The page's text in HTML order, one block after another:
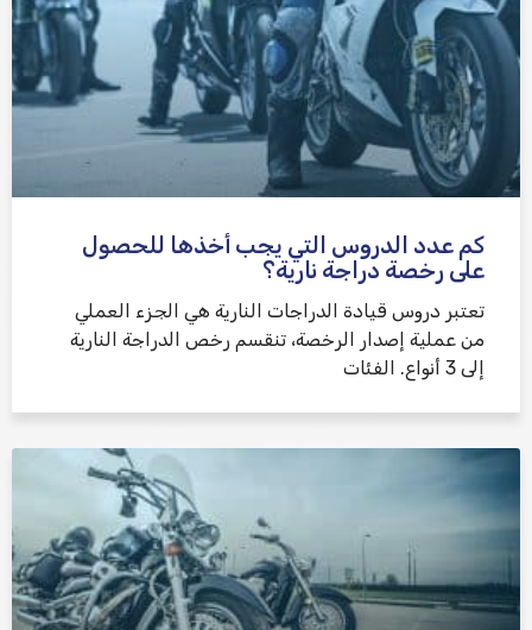
كم عدد الدروس التي يجب أخذها للحصول
على رخصة دراجة نارية؟
تعتبر دروس قيادة الدراجات النارية هي الجزء العملي
من عملية إصدار الرخصة، تنقسم رخص الدراجة النارية
إلى 3 أنواع. الفئات